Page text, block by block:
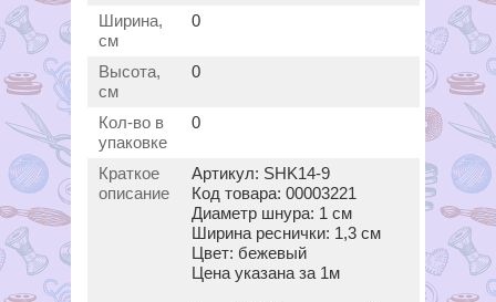
Ширина,
см
0
Высота,
см
0
Кол-во в
упаковке
0
Краткое
описание
Артикул: SHK14-9
Код товара: 00003221
Диаметр шнура: 1 см
Ширина реснички: 1,3 см
Цвет: бежевый
Цена указана за 1м